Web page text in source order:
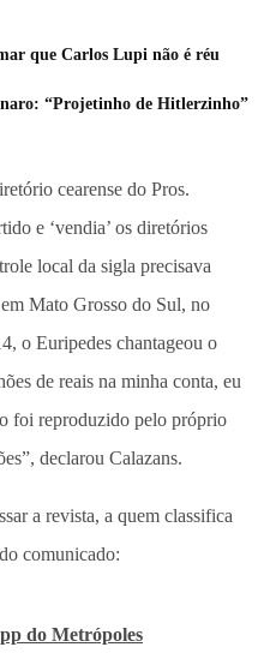
que Carlos Lupi não é réu
“Projetinho de Hitlerzinho”
cearense do Pros.
e ‘vendia’ os diretórios
local da sigla precisava
Mato Grosso do Sul, no
o Euripedes chantageou o
de reais na minha conta, eu
foi reproduzido pelo próprio
declarou Calazans.
a revista, a quem classifica
comunicado:
do Metrópoles